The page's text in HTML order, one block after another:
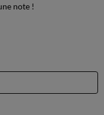
note !